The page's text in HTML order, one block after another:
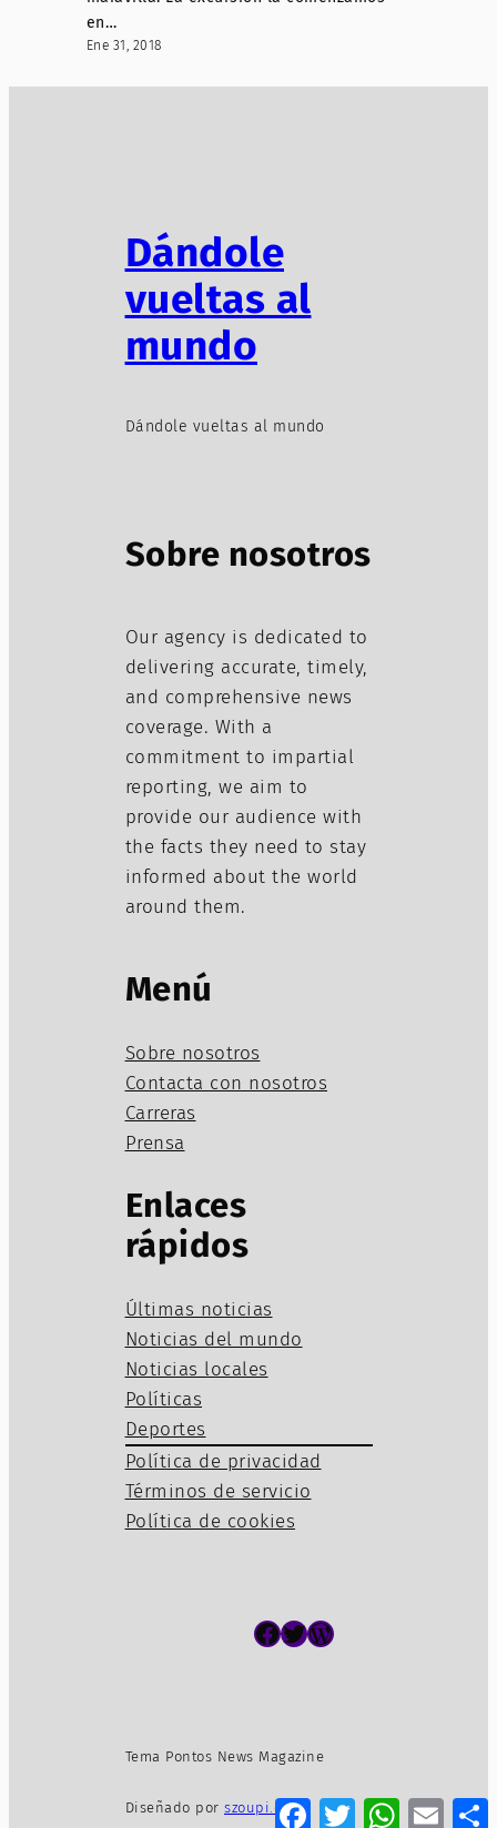
en…
Ene 31, 2018
Dándole
vueltas al
mundo
Dándole vueltas al mundo
Sobre nosotros
Our agency is dedicated to
delivering accurate, timely,
and comprehensive news
coverage. With a
commitment to impartial
reporting, we aim to
provide our audience with
the facts they need to stay
informed about the world
around them.
Menú
Sobre nosotros
Contacta con nosotros
Carreras
Prensa
Enlaces
rápidos
Últimas noticias
Noticias del mundo
Noticias locales
Políticas
Deportes
Política de privacidad
Términos de servicio
Política de cookies
Facebook Twitter WordPress
Tema Pontos News Magazine
Diseñado por szoupi.com Facebook
TwitterWhatsApp
Email